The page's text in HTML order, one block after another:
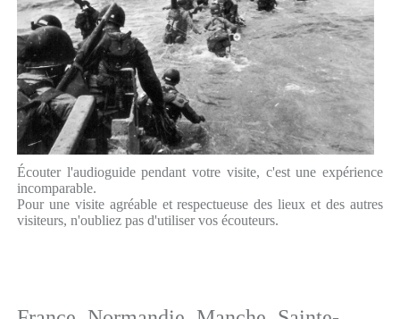
Écouter l'audioguide pendant votre visite, c'est une expérience
incomparable.
Pour une visite agréable et respectueuse des lieux et des autres
visiteurs, n'oubliez pas d'utiliser vos écouteurs.